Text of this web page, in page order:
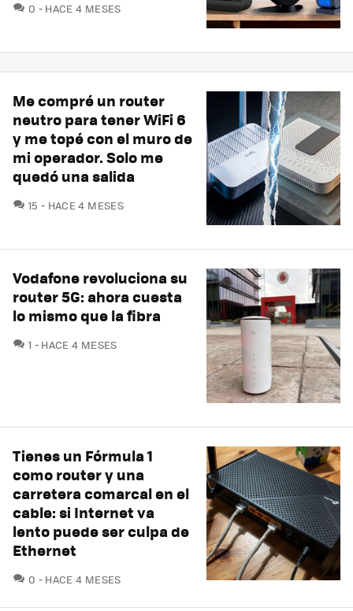
0 COMENTARIOS
HACE 4 MESES
Me compré un router
neutro para tener WiFi 6
y me topé con el muro de
mi operador. Solo me
quedó una salida
15 COMENTARIOS
HACE 4 MESES
Vodafone revoluciona su
router 5G: ahora cuesta
lo mismo que la fibra
1 COMENTARIOS
HACE 4 MESES
Tienes un Fórmula 1
como router y una
carretera comarcal en el
cable: si Internet va
lento puede ser culpa de
Ethernet
0 COMENTARIOS
HACE 4 MESES